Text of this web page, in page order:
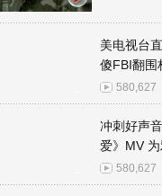
美电视台
傻FBI翻围
580,627
冲刺好声
爱》MV
580,627